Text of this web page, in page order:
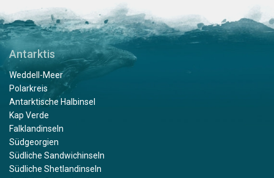
Antarktis
Weddell-Meer
Polarkreis
Antarktische Halbinsel
Kap Verde
Falklandinseln
Südgeorgien
Südliche Sandwichinseln
Südliche Shetlandinseln